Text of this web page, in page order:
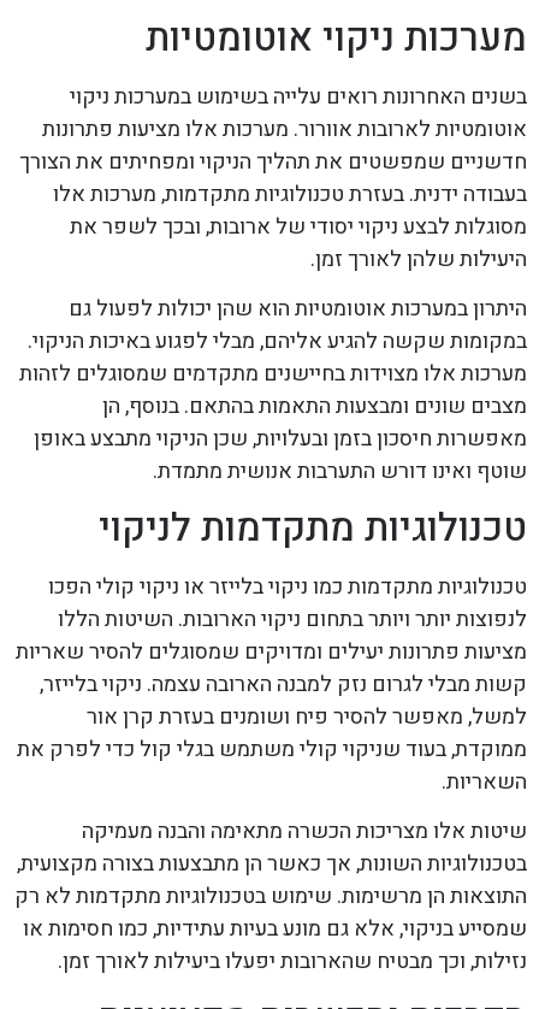
מערכות ניקוי אוטומטיות
בשנים האחרונות רואים עלייה בשימוש במערכות ניקוי
אוטומטיות לארובות אוורור. מערכות אלו מציעות פתרונות
חדשניים שמפשטים את תהליך הניקוי ומפחיתים את הצורך
בעבודה ידנית. בעזרת טכנולוגיות מתקדמות, מערכות אלו
מסוגלות לבצע ניקוי יסודי של ארובות, ובכך לשפר את
היעילות שלהן לאורך זמן.
היתרון במערכות אוטומטיות הוא שהן יכולות לפעול גם
במקומות שקשה להגיע אליהם, מבלי לפגוע באיכות הניקוי.
מערכות אלו מצוידות בחיישנים מתקדמים שמסוגלים לזהות
מצבים שונים ומבצעות התאמות בהתאם. בנוסף, הן
מאפשרות חיסכון בזמן ובעלויות, שכן הניקוי מתבצע באופן
שוטף ואינו דורש התערבות אנושית מתמדת.
טכנולוגיות מתקדמות לניקוי
טכנולוגיות מתקדמות כמו ניקוי בלייזר או ניקוי קולי הפכו
לנפוצות יותר ויותר בתחום ניקוי הארובות. השיטות הללו
מציעות פתרונות יעילים ומדויקים שמסוגלים להסיר שאריות
קשות מבלי לגרום נזק למבנה הארובה עצמה. ניקוי בלייזר,
למשל, מאפשר להסיר פיח ושומנים בעזרת קרן אור
ממוקדת, בעוד שניקוי קולי משתמש בגלי קול כדי לפרק את
השאריות.
שיטות אלו מצריכות הכשרה מתאימה והבנה מעמיקה
בטכנולוגיות השונות, אך כאשר הן מתבצעות בצורה מקצועית,
התוצאות הן מרשימות. שימוש בטכנולוגיות מתקדמות לא רק
שמסייע בניקוי, אלא גם מונע בעיות עתידיות, כמו חסימות או
נזילות, וכך מבטיח שהארובות יפעלו ביעילות לאורך זמן.